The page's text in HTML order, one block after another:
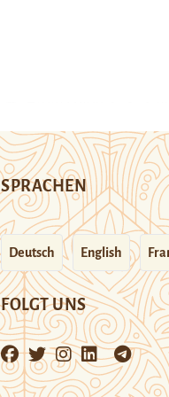
SPRACHEN
Deutsch English
FOLGT UNS